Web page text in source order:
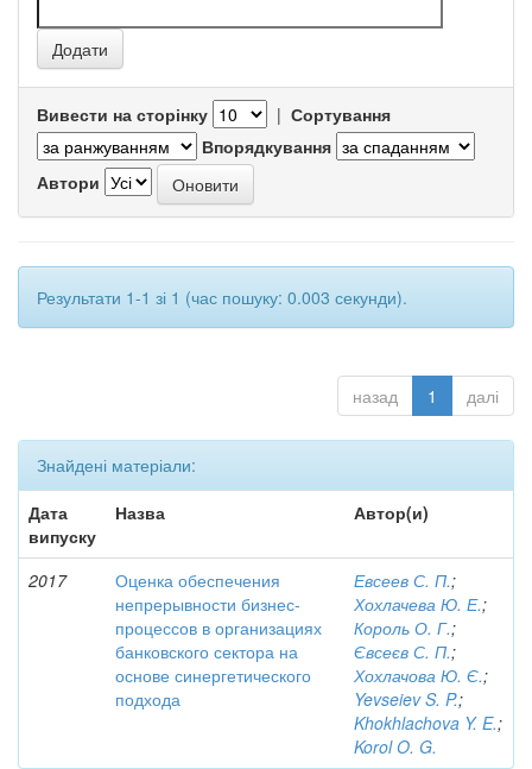
Вивести на сторінку | Сортування
Впорядкування
Автори
Результати 1-1 зі 1 (час пошуку: 0.003 секунди).
назад 1 далі
Знайдені матеріали:
Дата
випуску
Назва Автор(и)
2017
Оценка обеспечения
непрерывности бизнес-
процессов в организациях
банковского сектора на
основе синергетического
подхода
Евсеев С. П.;
Хохлачева Ю. Е.;
Король О. Г.;
Євсеєв С. П.;
Хохлачова Ю. Є.;
Yevseiev S. P.;
Khokhlachova Y. E.;
Korol O. G.